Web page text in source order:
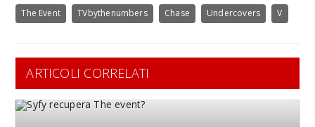
The Event TVbythenumbers Chase Undercovers V
ARTICOLI CORRELATI